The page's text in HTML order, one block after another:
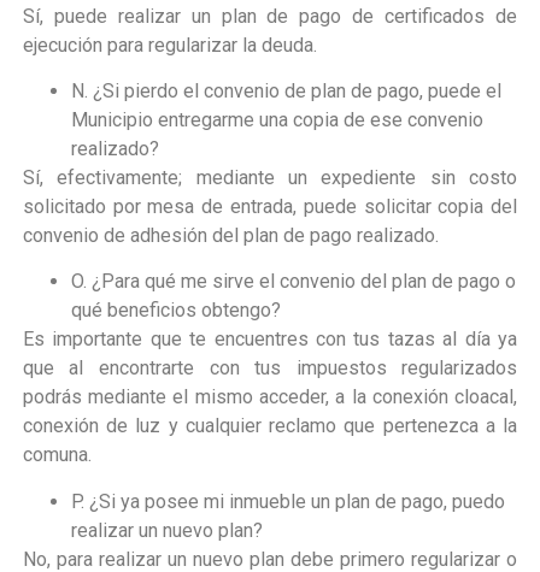
Sí, puede realizar un plan de pago de certificados de
ejecución para regularizar la deuda.
N. ¿Si pierdo el convenio de plan de pago, puede el
Municipio entregarme una copia de ese convenio
realizado?
Sí, efectivamente; mediante un expediente sin costo
solicitado por mesa de entrada, puede solicitar copia del
convenio de adhesión del plan de pago realizado.
O. ¿Para qué me sirve el convenio del plan de pago o
qué beneficios obtengo?
Es importante que te encuentres con tus tazas al día ya
que al encontrarte con tus impuestos regularizados
podrás mediante el mismo acceder, a la conexión cloacal,
conexión de luz y cualquier reclamo que pertenezca a la
comuna.
P. ¿Si ya posee mi inmueble un plan de pago, puedo
realizar un nuevo plan?
No, para realizar un nuevo plan debe primero regularizar o